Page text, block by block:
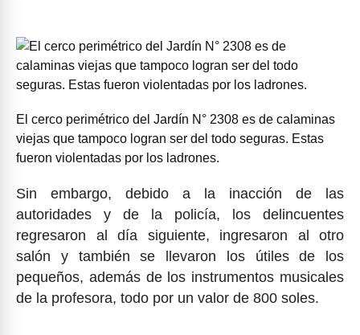
El cerco perimétrico del Jardín N° 2308 es de calaminas
viejas que tampoco logran ser del todo seguras. Estas
fueron violentadas por los ladrones.
Sin embargo, debido a la inacción de las
autoridades y de la policía, los delincuentes
regresaron al día siguiente, ingresaron al otro
salón y también se llevaron los útiles de los
pequeños, además de los instrumentos musicales
de la profesora, todo por un valor de 800 soles.